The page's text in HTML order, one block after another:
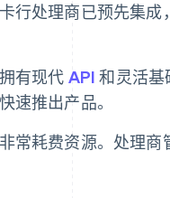
行处理商已预先集成
有现代 API 和灵活基
速推出产品。
常耗费资源。处理商